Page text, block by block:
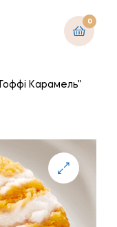
0
Карамель”